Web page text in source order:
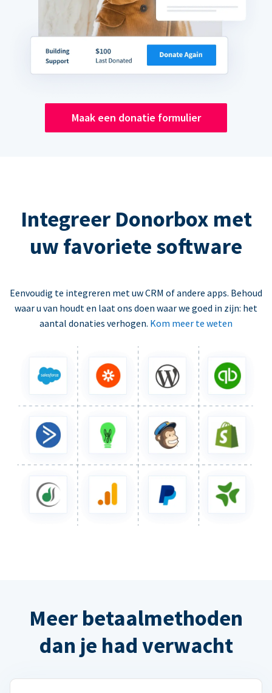
Maak een donatie formulier
Integreer Donorbox met
uw favoriete software
Eenvoudig te integreren met uw CRM of andere apps. Behoud
waar u van houdt en laat ons doen waar we goed in zijn: het
aantal donaties verhogen. Kom meer te weten
Meer betaalmethoden
dan je had verwacht